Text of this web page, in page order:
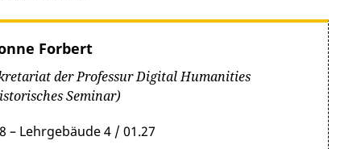
Forbert
der Professur Digital Humanities
Seminar)
– Lehrgebäude 4 / 01.27